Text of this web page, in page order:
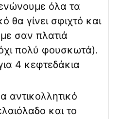
όλα τα
θα γίνει σφιχτό και
σαν πλατιά
πολύ φουσκωτά).
4 κεφτεδάκια
αντικολλητικό
και το